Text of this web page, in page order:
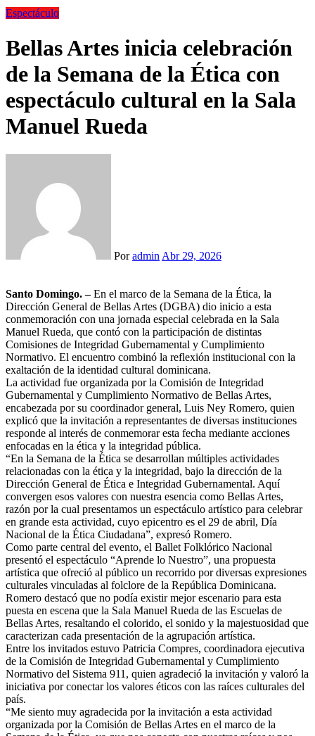
Espectáculo
Bellas Artes inicia celebración
de la Semana de la Ética con
espectáculo cultural en la Sala
Manuel Rueda
Poradmin Abr 29, 2026
Santo Domingo. –En el marco de la Semana de la Ética, la
Dirección General de Bellas Artes (DGBA) dio inicio a esta
conmemoración con una jornada especial celebrada en la Sala
Manuel Rueda, que contó con la participación de distintas
Comisiones de Integridad Gubernamental y Cumplimiento
Normativo. El encuentro combinó la reflexión institucional con la
exaltación de la identidad cultural dominicana.
La actividad fue organizada por la Comisión de Integridad
Gubernamental y Cumplimiento Normativo de Bellas Artes,
encabezada por su coordinador general, Luis Ney Romero, quien
explicó que la invitación a representantes de diversas instituciones
responde al interés de conmemorar esta fecha mediante acciones
enfocadas en la ética y la integridad pública.
“En la Semana de la Ética se desarrollan múltiples actividades
relacionadas con la ética y la integridad, bajo la dirección de la
Dirección General de Ética e Integridad Gubernamental. Aquí
convergen esos valores con nuestra esencia como Bellas Artes,
razón por la cual presentamos un espectáculo artístico para celebrar
en grande esta actividad, cuyo epicentro es el 29 de abril, Día
Nacional de la Ética Ciudadana”, expresó Romero.
Como parte central del evento, el Ballet Folklórico Nacional
presentó el espectáculo “Aprende lo Nuestro”, una propuesta
artística que ofreció al público un recorrido por diversas expresiones
culturales vinculadas al folclore de la República Dominicana.
Romero destacó que no podía existir mejor escenario para esta
puesta en escena que la Sala Manuel Rueda de las Escuelas de
Bellas Artes, resaltando el colorido, el sonido y la majestuosidad que
caracterizan cada presentación de la agrupación artística.
Entre los invitados estuvo Patricia Compres, coordinadora ejecutiva
de la Comisión de Integridad Gubernamental y Cumplimiento
Normativo del Sistema 911, quien agradeció la invitación y valoró la
iniciativa por conectar los valores éticos con las raíces culturales del
país.
“Me siento muy agradecida por la invitación a esta actividad
organizada por la Comisión de Bellas Artes en el marco de la